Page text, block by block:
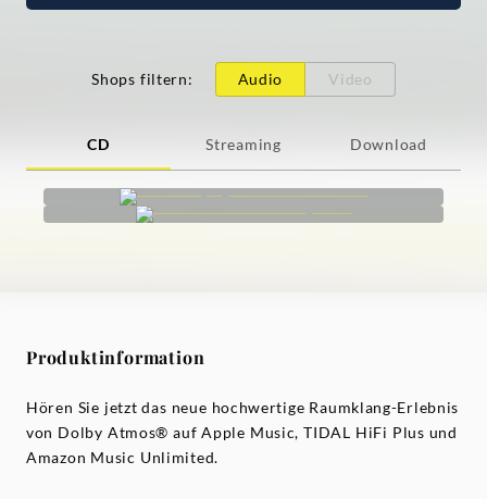
Shops filtern: Audio Video
CD Streaming Download
Produktinformation
Hören Sie jetzt das neue hochwertige Raumklang-Erlebnis
von Dolby Atmos® auf Apple Music, TIDAL HiFi Plus und
Amazon Music Unlimited.